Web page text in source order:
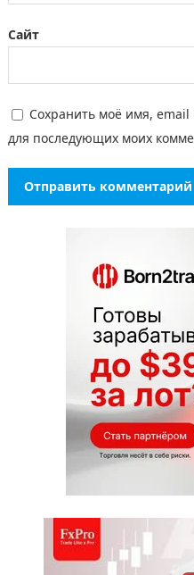
Сайт
Сохранить моё имя, email
для последующих моих